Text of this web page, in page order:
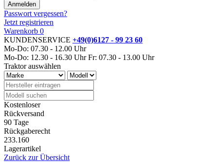
Passwort vergessen?
Jetzt registrieren
Warenkorb 0
KUNDENSERVICE +49(0)6127 - 99 23 60
Mo-Do: 07.30 - 12.00 Uhr
Mo-Do: 12.30 - 16.30 Uhr Fr: 07.30 - 13.00 Uhr
Traktor auswählen
Kostenloser
Rückversand
90 Tage
Rückgaberecht
233.160
Lagerartikel
Zurück zur Übersicht